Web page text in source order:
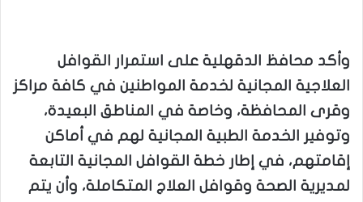
وأكد محافظ الدقهلية على استمرار القوافل
العلاجية المجانية لخدمة المواطنين في كافة مراكز
وقرى المحافظة، وخاصة في المناطق البعيدة،
وتوفير الخدمة الطبية المجانية لهم في أماكن
إقامتهم، في إطار خطة القوافل المجانية التابعة
لمديرية الصحة وقوافل العلاج المتكاملة، وأن يتم